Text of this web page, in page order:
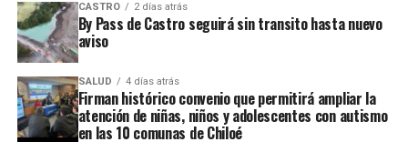
CASTRO 2 días atrás
By Pass de Castro seguirá sin transito hasta nuevo
aviso
SALUD 4 días atrás
Firman histórico convenio que permitirá ampliar la
atención de niñas, niños y adolescentes con autismo
en las 10 comunas de Chiloé